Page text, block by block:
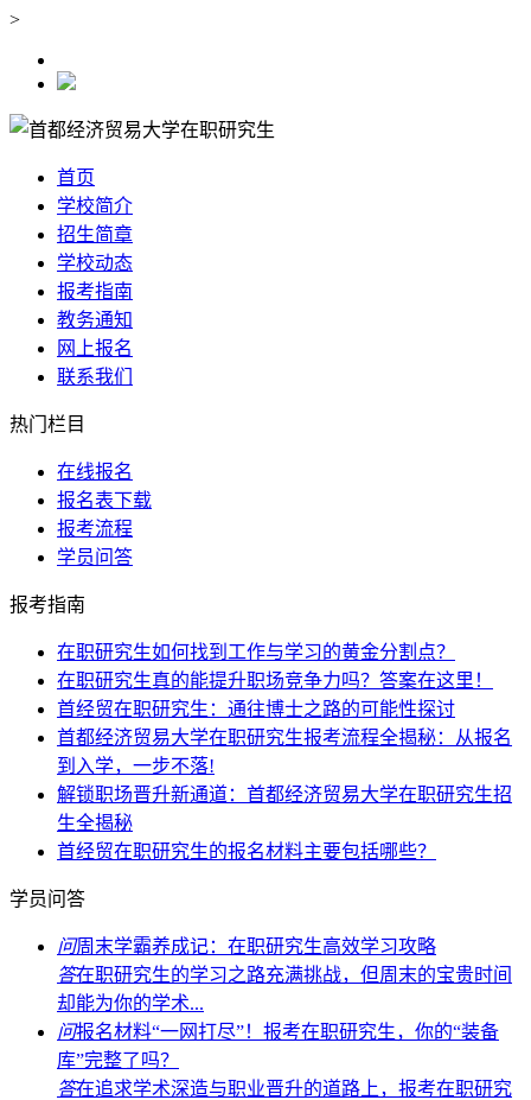
>
首页
学校简介
招生简章
学校动态
报考指南
教务通知
网上报名
联系我们
热门栏目
在线报名
报名表下载
报考流程
学员问答
报考指南
在职研究生如何找到工作与学习的黄金分割点？
在职研究生真的能提升职场竞争力吗？答案在这里！
首经贸在职研究生：通往博士之路的可能性探讨
首都经济贸易大学在职研究生报考流程全揭秘：从报名
到入学，一步不落!
解锁职场晋升新通道：首都经济贸易大学在职研究生招
生全揭秘
首经贸在职研究生的报名材料主要包括哪些？
学员问答
问周末学霸养成记：在职研究生高效学习攻略
答在职研究生的学习之路充满挑战，但周末的宝贵时间
却能为你的学术...
问报名材料“一网打尽”！报考在职研究生，你的“装备
库”完整了吗？
答在追求学术深造与职业晋升的道路上，报考在职研究